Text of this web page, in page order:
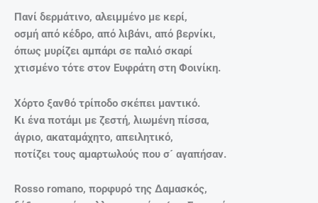
Πανί δερμάτινο, αλειμμένο με κερί,
οσμή από κέδρο, από λιβάνι, από βερνίκι,
όπως μυρίζει αμπάρι σε παλιό σκαρί
χτισμένο τότε στον Ευφράτη στη Φοινίκη.
Χόρτο ξανθό τρίποδο σκέπει μαντικό.
Κι ένα ποτάμι με ζεστή, λιωμένη πίσσα,
άγριο, ακαταμάχητο, απειλητικό,
ποτίζει τους αμαρτωλούς που σ´ αγαπήσαν.
Rosso romano, πορφυρό της Δαμασκός,